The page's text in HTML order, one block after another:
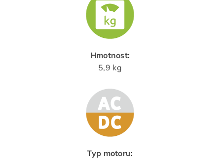
Hmotnost:
5,9 kg
Typ motoru: